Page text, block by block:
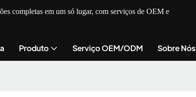
completas em um só lugar, com serviços de OEM e
Produto Serviço OEM/ODM Sobre Nós